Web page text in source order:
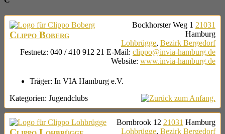
Clippo Boberg
Bockhorster Weg 1 21031
Hamburg
Lohbrügge, Bezirk Bergedorf
Festnetz: 040 / 410 912 21 E-Mail: clippo@invia-hamburg.de
Website: www.invia-hamburg.de
Träger: In VIA Hamburg e.V.
Kategorien: Jugendclubs
Bornbrook 12 21031 Hamburg
Lohbrügge, Bezirk Bergedorf